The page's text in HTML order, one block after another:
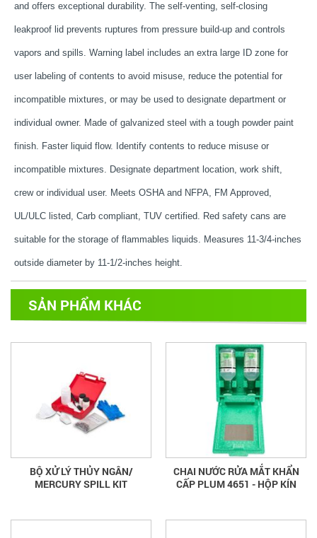
and offers exceptional durability. The self-venting, self-closing
leakproof lid prevents ruptures from pressure build-up and controls
vapors and spills. Warning label includes an extra large ID zone for
user labeling of contents to avoid misuse, reduce the potential for
incompatible mixtures, or may be used to designate department or
individual owner. Made of galvanized steel with a tough powder paint
finish. Faster liquid flow. Identify contents to reduce misuse or
incompatible mixtures. Designate department location, work shift,
crew or individual user. Meets OSHA and NFPA, FM Approved,
UL/ULC listed, Carb compliant, TUV certified. Red safety cans are
suitable for the storage of flammables liquids. Measures 11-3/4-inches
outside diameter by 11-1/2-inches height.
SẢN PHẨM KHÁC
BỘ XỬ LÝ THỦY NGÂN/
MERCURY SPILL KIT
CHAI NƯỚC RỬA MẮT KHẨN
CẤP PLUM 4651 - HỘP KÍN